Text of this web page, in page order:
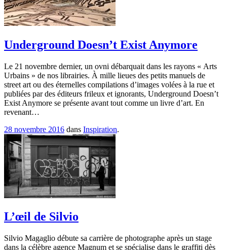
Underground Doesn’t Exist Anymore
Le 21 novembre dernier, un ovni débarquait dans les rayons « Arts
Urbains » de nos librairies. À mille lieues des petits manuels de
street art ou des éternelles compilations d’images volées à la rue et
publiées par des éditeurs frileux et ignorants, Underground Doesn’t
Exist Anymore se présente avant tout comme un livre d’art. En
revenant…
28 novembre 2016 dans Inspiration.
L’œil de Silvio
Silvio Magaglio débute sa carrière de photographe après un stage
dans la célèbre agence Magnum et se spécialise dans le graffiti dès